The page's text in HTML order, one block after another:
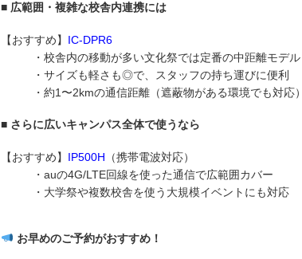
■ 広範囲・複雑な校舎内連携には
【おすすめ】 IC-DPR6
・校舎内の移動が多い文化祭では定番の中距離モデル
・サイズも軽さも◎で、スタッフの持ち運びに便利
・約1〜2kmの通信距離（遮蔽物がある環境でも対応
■ さらに広いキャンパス全体で使うなら
【おすすめ】 IP500H （携帯電波対応）
・auの4G/LTE回線を使った通信で広範囲カバー
・大学祭や複数校舎を使う大規模イベントにも対応
お早めのご予約がおすすめ！